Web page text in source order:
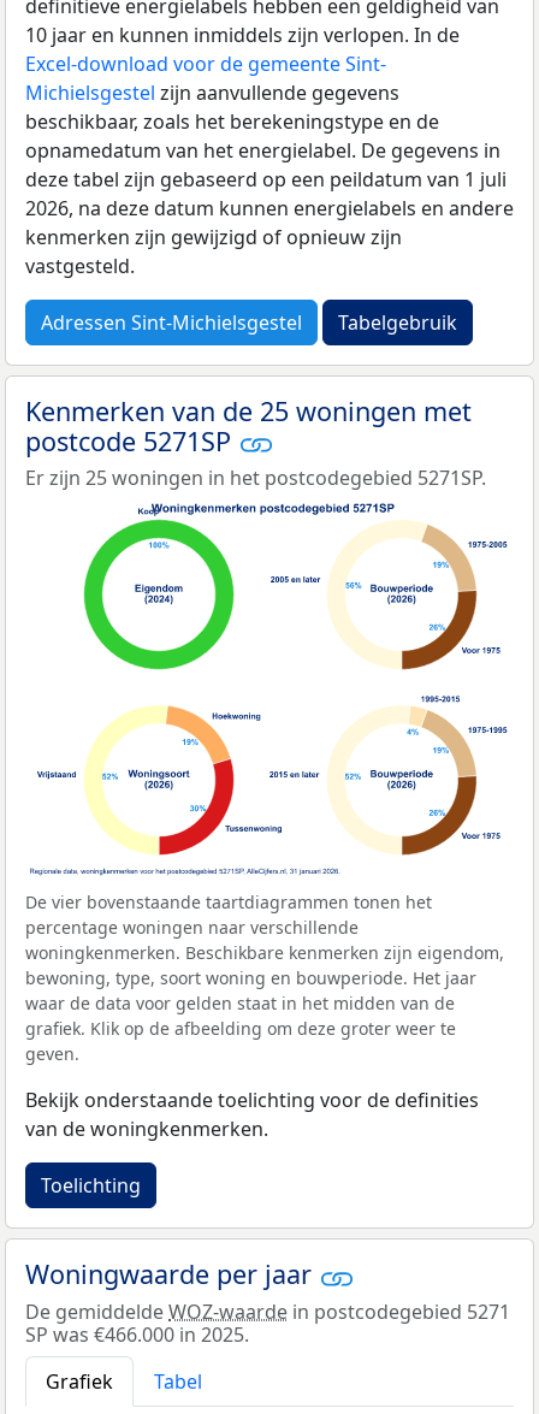
definitieve energielabels hebben een geldigheid van
10 jaar en kunnen inmiddels zijn verlopen. In de
Excel-download voor de gemeente Sint-
Michielsgestel zijn aanvullende gegevens
beschikbaar, zoals het berekeningstype en de
opnamedatum van het energielabel. De gegevens in
deze tabel zijn gebaseerd op een peildatum van 1 juli
2026, na deze datum kunnen energielabels en andere
kenmerken zijn gewijzigd of opnieuw zijn
vastgesteld.
Adressen Sint-Michielsgestel Tabelgebruik
Kenmerken van de 25 woningen met
postcode 5271SP
Er zijn 25 woningen in het postcodegebied 5271SP.
De vier bovenstaande taartdiagrammen tonen het
percentage woningen naar verschillende
woningkenmerken. Beschikbare kenmerken zijn eigendom,
bewoning, type, soort woning en bouwperiode. Het jaar
waar de data voor gelden staat in het midden van de
grafiek. Klik op de afbeelding om deze groter weer te
geven.
Bekijk onderstaande toelichting voor de definities
van de woningkenmerken.
Toelichting
Woningwaarde per jaar
De gemiddeldeWOZ-waarde in postcodegebied 5271
SP was €466.000 in 2025.
Grafiek
Tabel